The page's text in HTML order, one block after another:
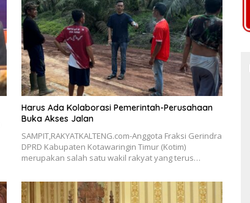
Harus Ada Kolaborasi Pemerintah-Perusahaan
Buka Akses Jalan
SAMPIT,RAKYATKALTENG.com-Anggota Fraksi Gerindra
DPRD Kabupaten Kotawaringin Timur (Kotim)
merupakan salah satu wakil rakyat yang terus…